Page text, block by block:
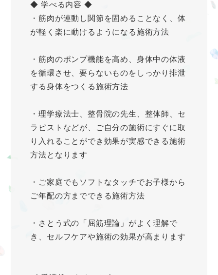
◆ 学べる内容 ◆
・筋肉が連動し関節を固めることなく、体
が軽く楽に動けるようになる施術方法
・筋肉のポンプ機能を高め、身体中の体液
を循環させ、要らないものをしっかり排泄
する身体をつくる施術方法
・理学療法士、整骨院の先生、整体師、セ
ラピストなどが、ご自分の施術にすぐに取
り入れることができ効果が実感できる施術
方法となります
・ご家庭でもソフトなタッチでお子様から
ご年配の方までできる施術方法
・さとう式の「屈筋理論」がよく理解で
き、セルフケアや施術の効果が高まります